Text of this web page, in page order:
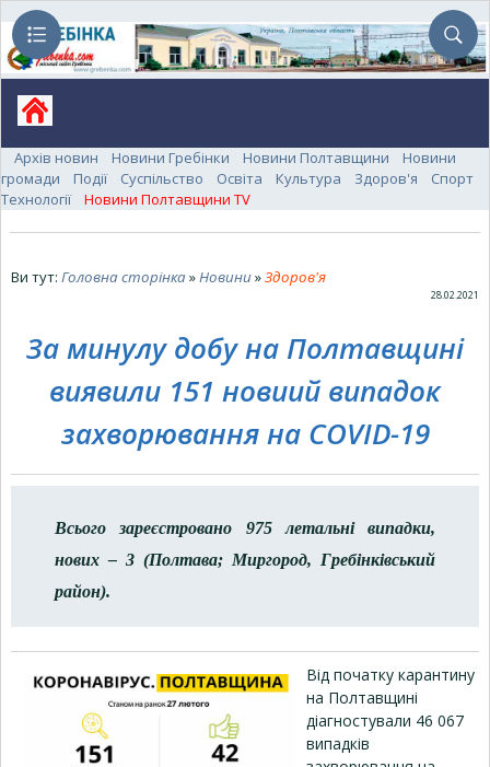
Архів новин Новини Гребінки Новини Полтавщини
Новини
громади
Події Суспільство Освіта Культура Здоров'я
Спорт
Технології
Новини Полтавщини TV
Ви тут: Головна сторінка» Новини»Здоров'я
28.02.2021
За минулу добу на Полтавщині
виявили 151 новиий випадок
захворювання на COVID-19
Всього зареєстровано 975 летальні випадки,
нових – 3 (Полтава; Миргород, Гребінківський
район).
Від початку карантину
на Полтавщині
діагностували 46 067
випадків